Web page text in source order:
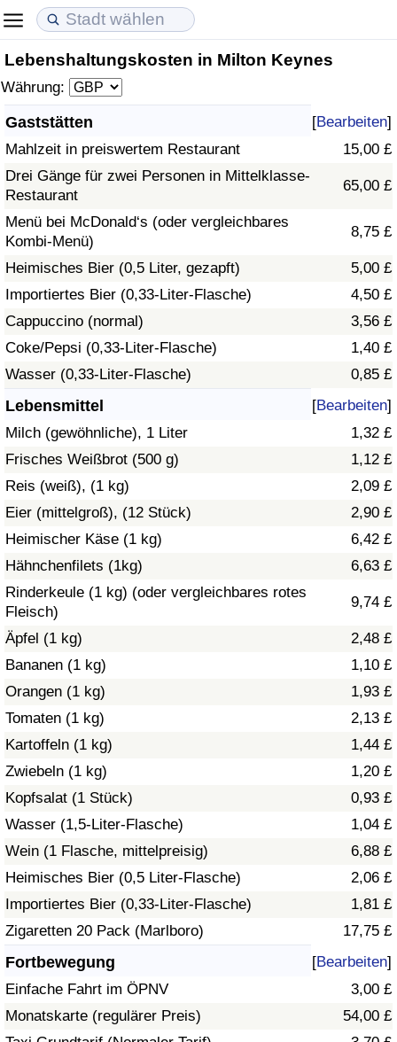
Lebenshaltungskosten in Milton Keynes
Währung:
Gaststätten [Bearbeiten]
Mahlzeit in preiswertem Restaurant
15,00 £
Drei Gänge für zwei Personen in Mittelklasse-
Restaurant
65,00 £
Menü bei McDonald‘s (oder vergleichbares
Kombi-Menü)
8,75 £
Heimisches Bier (0,5 Liter, gezapft)
5,00 £
Importiertes Bier (0,33-Liter-Flasche)
4,50 £
Cappuccino (normal)
3,56 £
Coke/Pepsi (0,33-Liter-Flasche)
1,40 £
Wasser (0,33-Liter-Flasche)
0,85 £
Lebensmittel [Bearbeiten]
Milch (gewöhnliche), 1 Liter
1,32 £
Frisches Weißbrot (500 g)
1,12 £
Reis (weiß), (1 kg)
2,09 £
Eier (mittelgroß), (12 Stück)
2,90 £
Heimischer Käse (1 kg)
6,42 £
Hähnchenfilets (1kg)
6,63 £
Rinderkeule (1 kg) (oder vergleichbares rotes
Fleisch)
9,74 £
Äpfel (1 kg)
2,48 £
Bananen (1 kg)
1,10 £
Orangen (1 kg)
1,93 £
Tomaten (1 kg)
2,13 £
Kartoffeln (1 kg)
1,44 £
Zwiebeln (1 kg)
1,20 £
Kopfsalat (1 Stück)
0,93 £
Wasser (1,5-Liter-Flasche)
1,04 £
Wein (1 Flasche, mittelpreisig)
6,88 £
Heimisches Bier (0,5 Liter-Flasche)
2,06 £
Importiertes Bier (0,33-Liter-Flasche)
1,81 £
Zigaretten 20 Pack (Marlboro)
17,75 £
Fortbewegung [Bearbeiten]
Einfache Fahrt im ÖPNV
3,00 £
Monatskarte (regulärer Preis)
54,00 £
Lebenshaltungskosten
Lebenshaltungskosten-Index (aktuell)
Lebenshaltungskosten-Index
Lebenshaltungskosten-Index nach Land
in Akaba
Immobilienpreise
Immobilienpreis-Index (aktuell)
Immobilienpreis-Index
Immobilienpreis-Index nach Land
Lebensqualität
Lebensqualität-Index
Lebensqualität-Index (aktuell)
Lebensqualitätsindex nach Land
Kriminalität
Kriminalitäts-Index (aktuell)
Kriminalitäts-Index
Kriminalitätsindex nach Land
Gesundheitsversorgung
Gesundheitsversorgungs-Index (aktuell)
Gesundheitsversorgungs-Index
Gesundheitsversorgungs-Index nach Land
Umweltverschmutzung
Verschmutzungsindex
Umweltverschmutzungs-Index nach Land
Verkehr
Verkehrs-Index
Verkehrs-Index (aktuell)
Verkehrs-Index nach Land